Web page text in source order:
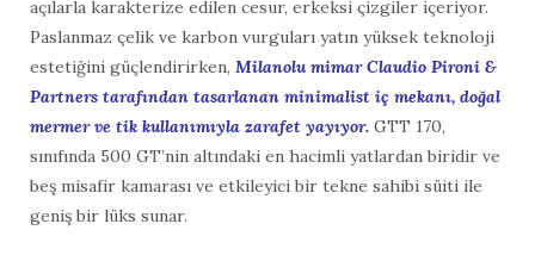
açılarla karakterize edilen cesur, erkeksi çizgiler içeriyor.
Paslanmaz çelik ve karbon vurguları yatın yüksek teknoloji
estetiğini güçlendirirken, Milanolu mimar Claudio Pironi &
Partners tarafından tasarlanan minimalist iç mekanı, doğal
mermer ve tik kullanımıyla zarafet yayıyor. GTT 170,
sınıfında 500 GT’nin altındaki en hacimli yatlardan biridir ve
beş misafir kamarası ve etkileyici bir tekne sahibi süiti ile
geniş bir lüks sunar.